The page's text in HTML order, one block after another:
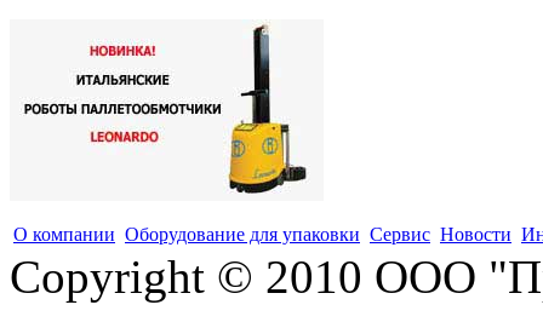
О компании Оборудование для упаковки Сервис Новости
Copyright © 2010 ООО